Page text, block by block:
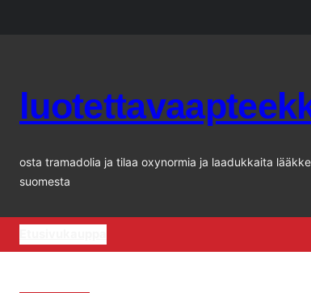
osta tramadolia ja tilaa oxynormia ja laadukkaita
suomesta